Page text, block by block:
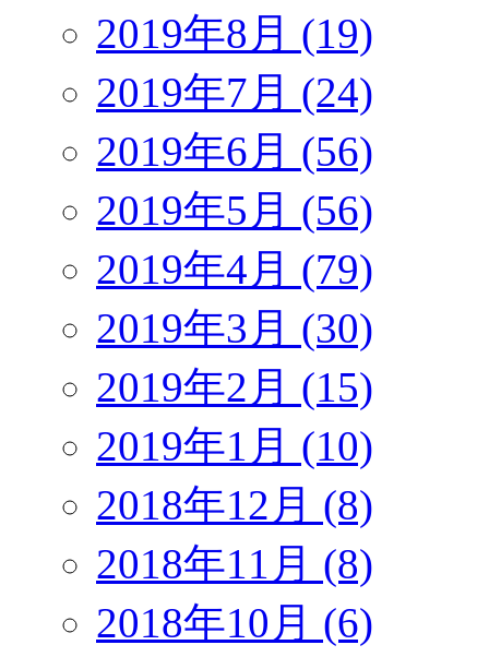
2019年8月 (19)
2019年7月 (24)
2019年6月 (56)
2019年5月 (56)
2019年4月 (79)
2019年3月 (30)
2019年2月 (15)
2019年1月 (10)
2018年12月 (8)
2018年11月 (8)
2018年10月 (6)